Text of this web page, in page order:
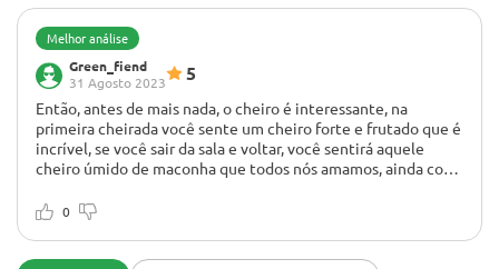
Melhor análise
Green_fiend
31 Agosto 2023
5
Então, antes de mais nada, o cheiro é interessante, na
primeira cheirada você sente um cheiro forte e frutado que é
incrível, se você sair da sala e voltar, você sentirá aquele
cheiro úmido de maconha que todos nós amamos, ainda com
baixo da minha casa se enche de aroma e eu adoro isso 😎😎
Provei alguns botões e devo dizer que estou bem
0